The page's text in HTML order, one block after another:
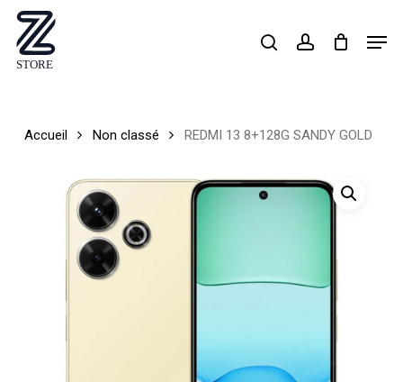
Skip
main
searchaccount
Accueil Non classé REDMI 13 8+128G SANDY GOLD